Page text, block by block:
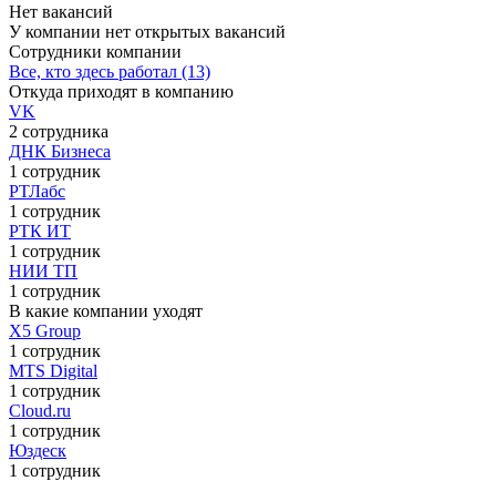
Нет вакансий
У компании нет открытых вакансий
Сотрудники компании
Все, кто здесь работал (13)
Откуда приходят в компанию
VK
2 сотрудника
ДНК Бизнеса
1 сотрудник
РТЛабс
1 сотрудник
РТК ИТ
1 сотрудник
НИИ ТП
1 сотрудник
В какие компании уходят
Х5 Group
1 сотрудник
MTS Digital
1 сотрудник
Cloud.ru
1 сотрудник
Юздеск
1 сотрудник